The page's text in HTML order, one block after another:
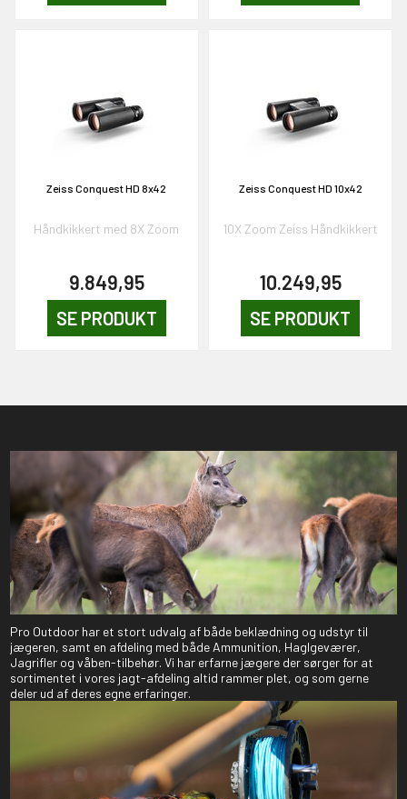
Zeiss Conquest HD 8x42
Håndkikkert med 8X Zoom
9.849,95
SE PRODUKT
Zeiss Conquest HD 10x42
10X Zoom Zeiss Håndkikkert
10.249,95
SE PRODUKT
Pro Outdoor har et stort udvalg af både beklædning og udstyr til
jægeren, samt en afdeling med både Ammunition, Haglgeværer,
Jagrifler og våben-tilbehør. Vi har erfarne jægere der sørger for at
sortimentet i vores jagt-afdeling altid rammer plet, og som gerne
deler ud af deres egne erfaringer.